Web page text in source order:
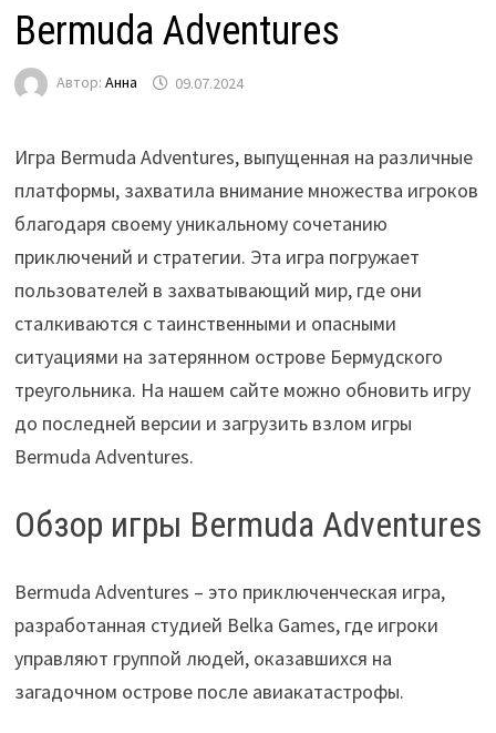
Bermuda Adventures
Автор: Анна 09.07.2024
Игра Bermuda Adventures, выпущенная на различные
платформы, захватила внимание множества игроков
благодаря своему уникальному сочетанию
приключений и стратегии. Эта игра погружает
пользователей в захватывающий мир, где они
сталкиваются с таинственными и опасными
ситуациями на затерянном острове Бермудского
треугольника. На нашем сайте можно обновить игру
до последней версии и загрузить взлом игры
Bermuda Adventures.
Обзор игры Bermuda Adventures
Bermuda Adventures – это приключенческая игра,
разработанная студией Belka Games, где игроки
управляют группой людей, оказавшихся на
загадочном острове после авиакатастрофы.